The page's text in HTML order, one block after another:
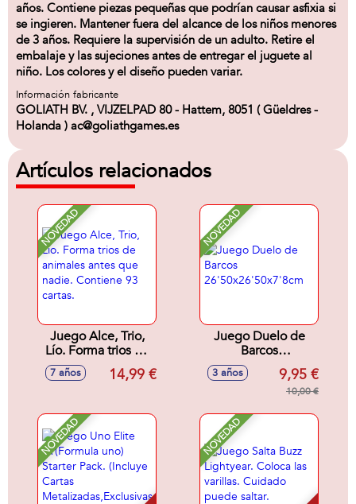
años. Contiene piezas pequeñas que podrían causar asfixia si
se ingieren. Mantener fuera del alcance de los niños menores
de 3 años. Requiere la supervisión de un adulto. Retire el
embalaje y las sujeciones antes de entregar el juguete al
niño. Los colores y el diseño pueden variar.
Información fabricante
GOLIATH BV. , VIJZELPAD 80 - Hattem, 8051 ( Güeldres -
Holanda ) ac@goliathgames.es
Artículos relacionados
NOVEDAD
Juego Alce, Trio,
Lío. Forma trios de
animales antes que
nadie. Contiene 93
7 años 14,99 €
NOVEDAD
Juego Duelo de
Barcos
26'50x26'50x7'8cm
3 años 9,95 €
10,00 €
NOVEDAD NOVEDAD